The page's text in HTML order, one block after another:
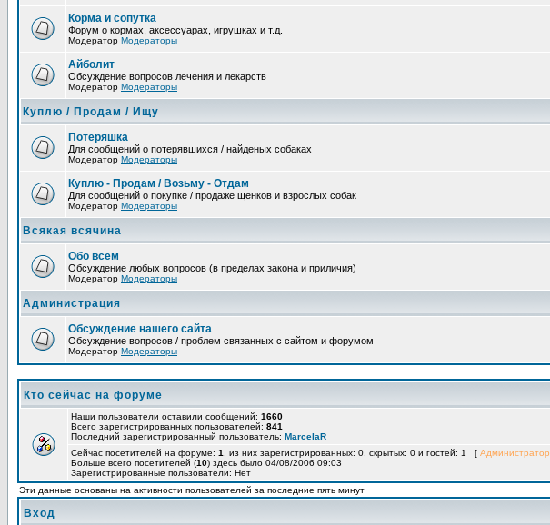
Корма и сопутка
Форум о кормах, аксессуарах, игрушках и т.д.
Модератор Модераторы
Айболит
Обсуждение вопросов лечения и лекарств
Модератор Модераторы
Куплю / Продам / Ищу
Потеряшка
Для сообщений о потерявшихся / найденых собаках
Модератор Модераторы
Куплю - Продам / Возьму - Отдам
Для сообщений о покупке / продаже щенков и взрослых собак
Модератор Модераторы
Всякая всячина
Обо всем
Обсуждение любых вопросов (в пределах закона и приличия)
Модератор Модераторы
Администрация
Обсуждение нашего сайта
Обсуждение вопросов / проблем связанных с сайтом и форумом
Модератор Модераторы
Кто сейчас на форуме
Наши пользователи оставили сообщений: 1660
Всего зарегистрированных пользователей: 841
Последний зарегистрированный пользователь: MarcelaR
Сейчас посетителей на форуме: 1 , из них зарегистрированных: 0, скрытых: 0 и гостей: 1 [ Администратор
Больше всего посетителей (10) здесь было 04/08/2006 09:03
Зарегистрированные пользователи: Нет
Эти данные основаны на активности пользователей за последние пять минут
Вход